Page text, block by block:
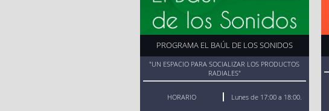
PROGRAMA EL BAÚL DE LOS SONIDOS
"UN ESPACIO PARA SOCIALIZAR LOS PRODUCTOS
RADIALES"
HORARIO Lunes de 17:00 a 18:00.